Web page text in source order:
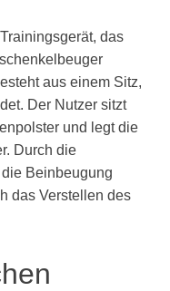
das
aus einem Sitz,
Der Nutzer sitzt
und legt die
Durch die
Beinbeugung
das Verstellen des